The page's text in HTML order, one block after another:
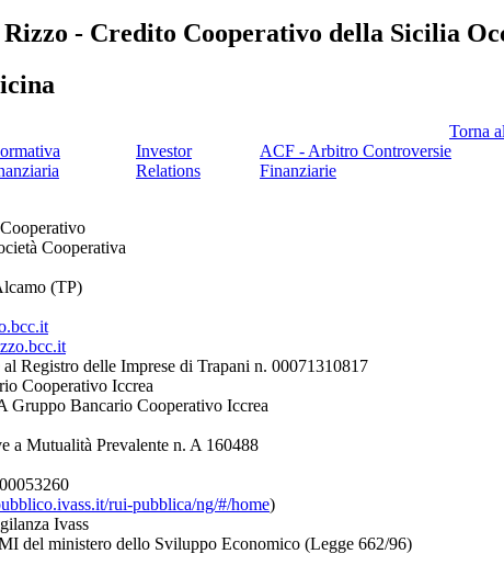
- Credito Cooperativo della Sicilia
Torna
Investor
Relations
ACF - Arbitro Controversie
Finanziarie
Cooperativa
(TP)
Registro delle Imprese di Trapani n. 00071310817
Cooperativo Iccrea
Gruppo Bancario Cooperativo Iccrea
a Mutualità Prevalente n. A 160488
rui-pubblica/ng/#/home)
Ivass
del ministero dello Sviluppo Economico (Legge 662/96)